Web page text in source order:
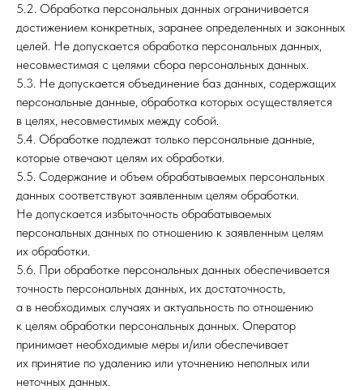
5.2. Обработка персональных данных ограничивается
достижением конкретных, заранее определенных и законных
целей. Не допускается обработка персональных данных,
несовместимая с целями сбора персональных данных.
5.3. Не допускается объединение баз данных, содержащих
персональные данные, обработка которых осуществляется
в целях, несовместимых между собой.
5.4. Обработке подлежат только персональные данные,
которые отвечают целям их обработки.
5.5. Содержание и объем обрабатываемых персональных
данных соответствуют заявленным целям обработки.
Не допускается избыточность обрабатываемых
персональных данных по отношению к заявленным целям
их обработки.
5.6. При обработке персональных данных обеспечивается
точность персональных данных, их достаточность,
а в необходимых случаях и актуальность по отношению
к целям обработки персональных данных. Оператор
принимает необходимые меры и/или обеспечивает
их принятие по удалению или уточнению неполных или
неточных данных.